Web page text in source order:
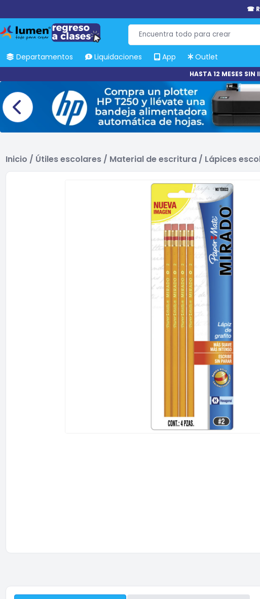
☎
Departamentos Liquidaciones App Outlet
HASTA 12 MESES
Inicio / Útiles escolares / Material de escritura / Lápices